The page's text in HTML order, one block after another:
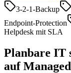
3‑2‑1‑Backup
Endpoint‑Protection
Helpdesk mit SLA
Planbare IT
auf